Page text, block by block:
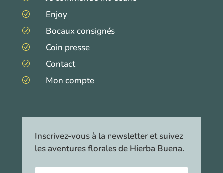
R Enjoy
R Bocaux consignés
R Coin presse
R Contact
R Mon compte
Inscrivez-vous à la newsletter et suivez
les aventures florales de Hierba Buena.